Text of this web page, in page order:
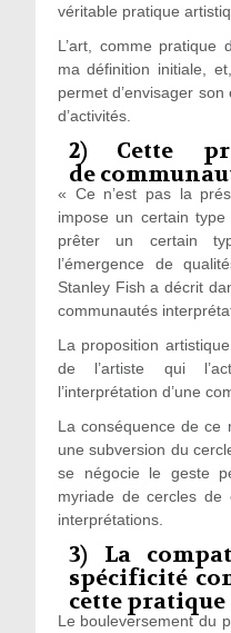
véritable pratique
L’art, comme pratique
ma définition initiale,
permet d’envisager
d’activités.
2) Cette
de
« Ce n’est pas la
impose un certain type
prêter un certain
l’émergence de
Stanley Fish a décrit
communautés
La proposition
de l’artiste qui
l’interprétation d’une
La conséquence de ce
une subversion du
se négocie le geste
myriade de cercles de
interprétations.
3) La
spécificité
cette pratique
Le bouleversement du